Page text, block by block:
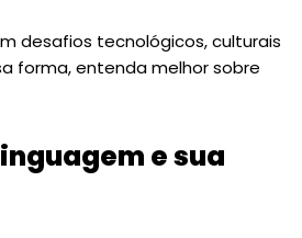
desafios tecnológicos, culturais
forma, entenda melhor sobre
e sua